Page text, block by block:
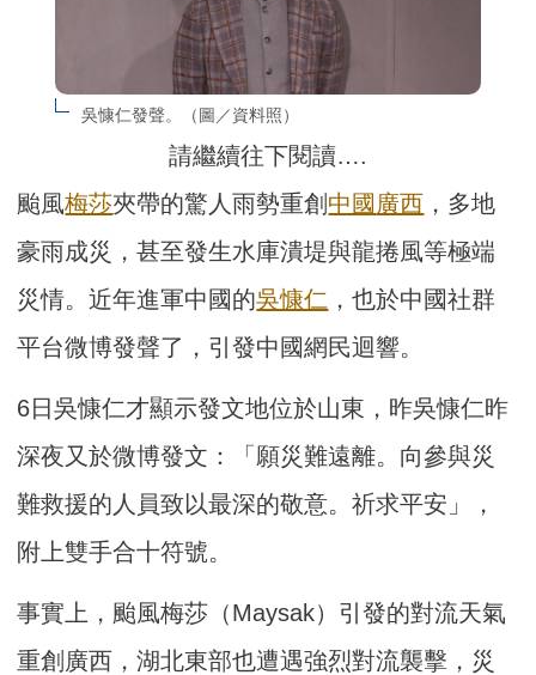
吳慷仁發聲。（圖／資料照）
請繼續往下閱讀….
颱風梅莎夾帶的驚人雨勢重創 中國 廣西 ，多地
豪雨成災，甚至發生水庫潰堤與龍捲風等極端
災情。近年進軍中國的吳慷仁 ，也於中國社群
平台微博發聲了，引發中國網民迴響。
6日吳慷仁才顯示發文地位於山東，昨吳慷仁昨
深夜又於微博發文：「願災難遠離。向參與災
難救援的人員致以最深的敬意。祈求平安」，
附上雙手合十符號。
事實上，颱風梅莎（Maysak）引發的對流天氣
重創廣西，湖北東部也遭遇強烈對流襲擊，災